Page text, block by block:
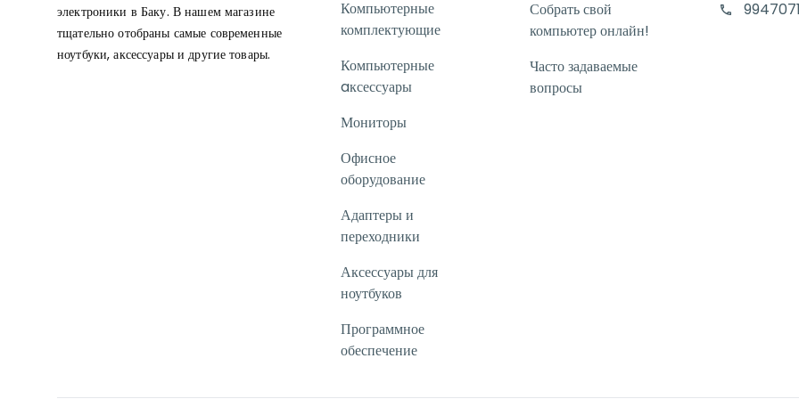
электроники в Баку. В нашем магазине
тщательно отобраны самые современные
ноутбуки, аксессуары и другие товары.
Компьютерные
комплектующие
Компьютерные
aксессуары
Мониторы
Офисное
оборудование
Адаптеры и
переходники
Аксессуары для
ноутбуков
Программное
обеспечение
Собрать свой
компьютер онлайн!
Часто задаваемые
вопросы